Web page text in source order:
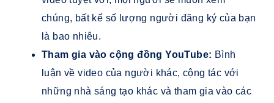
chúng, bất kể số lượng người đăng ký của bạn
là bao nhiêu.
Tham gia vào cộng đồng YouTube: Bình
luận về video của người khác, cộng tác với
những nhà sáng tạo khác và tham gia vào các